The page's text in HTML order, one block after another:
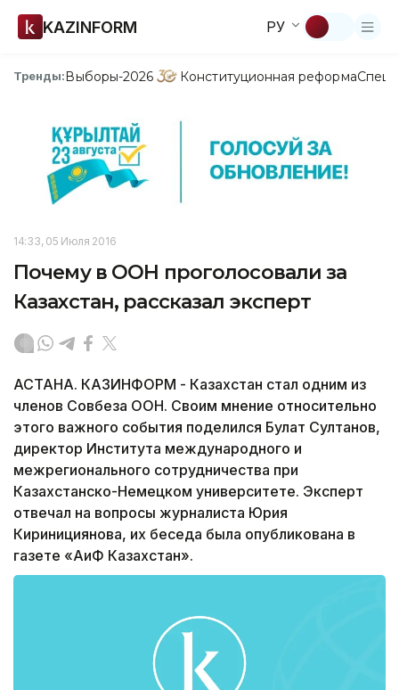
KAZINFORM РУ
Тренды:Выборы-2026 Конституционная реформа
14:33, 05 Июля 2016
Почему в ООН проголосовали за
Казахстан, рассказал эксперт
АСТАНА. КАЗИНФОРМ - Казахстан стал одним из
членов Совбеза ООН. Своим мнение относительно
этого важного события поделился Булат Султанов,
директор Института международного и
межрегионального сотрудничества при
Казахстанско-Немецком университете. Эксперт
отвечал на вопросы журналиста Юрия
Киринициянова, их беседа была опубликована в
газете «АиФ Казахстан».